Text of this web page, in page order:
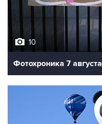
10
Фотохроника 7 августа